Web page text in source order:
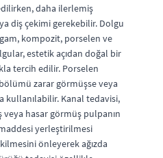
daha ilerlemiş
diş çekimi gerekebilir. Dolgu
kompozit, porselen ve
estetik açıdan doğal bir
tercih edilir. Porselen
zarar görmüşse veya
kullanılabilir. Kanal tedavisi,
hasar görmüş pulpanın
yerleştirilmesi
önleyerek ağızda